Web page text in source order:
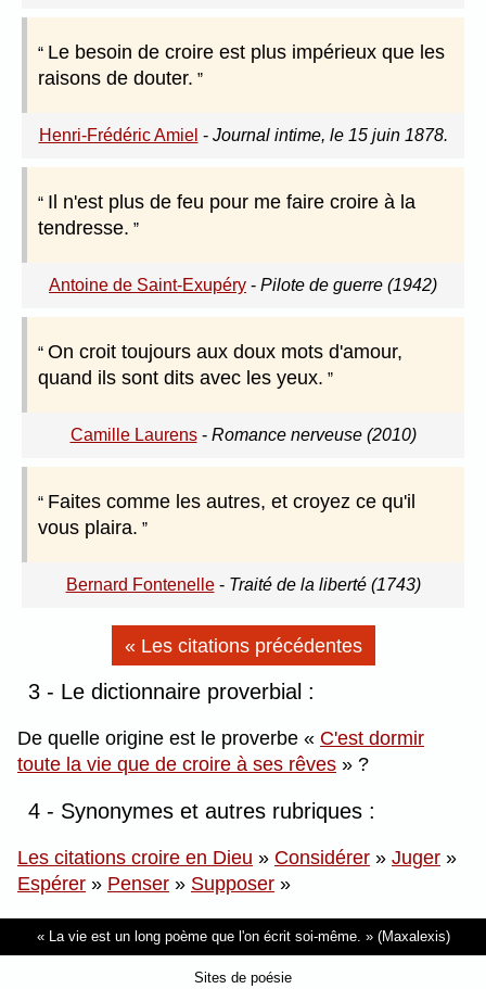
Le besoin de croire est plus impérieux que les
raisons de douter.
Henri-Frédéric Amiel - Journal intime, le 15 juin 1878.
Il n'est plus de feu pour me faire croire à la
tendresse.
Antoine de Saint-Exupéry - Pilote de guerre (1942)
On croit toujours aux doux mots d'amour,
quand ils sont dits avec les yeux.
Camille Laurens- Romance nerveuse (2010)
Faites comme les autres, et croyez ce qu'il
vous plaira.
Bernard Fontenelle- Traité de la liberté (1743)
« Les citations précédentes
3 - Le dictionnaire proverbial :
De quelle origine est le proverbe
C'est dormir
toute la vie que de croire à ses rêves
?
4 - Synonymes et autres rubriques :
Les citations croire en Dieu » Considérer » Juger »
Espérer » Penser » Supposer »
La vie est un long poème que l'on écrit soi-même. (Maxalexis)
Sites de poésie